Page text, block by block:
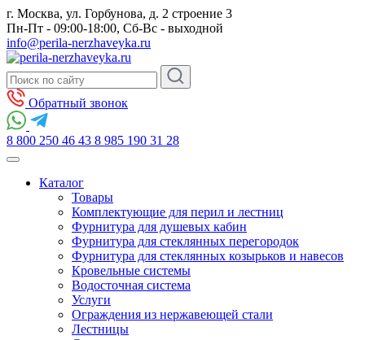
г. Москва, ул. Горбунова, д. 2 строение 3
Пн-Пт - 09:00-18:00, Сб-Вс - выходной
info@perila-nerzhaveyka.ru
Обратный звонок
8 800 250 46 43 8 985 190 31 28
Каталог
Товары
Комплектующие для перил и лестниц
Фурнитура для душевых кабин
Фурнитура для стеклянных перегородок
Фурнитура для стеклянных козырьков и навесов
Кровельные системы
Водосточная система
Услуги
Ограждения из нержавеющей стали
Лестницы